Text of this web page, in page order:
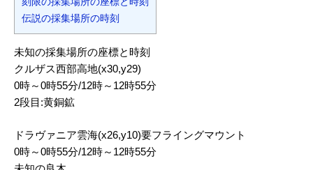
伝説の採集場所の時刻
未知の採集場所の座標と時刻
クルザス西部高地(x30,y29)
0時～0時55分/12時～12時55分
2段目:黄銅鉱
ドラヴァニア雲海(x26,y10)要フライングマウント
0時～0時55分/12時～12時55分